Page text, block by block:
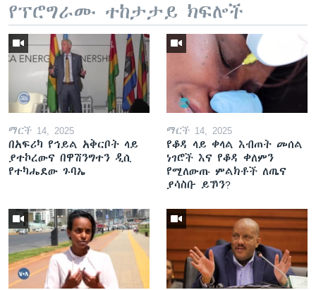
የፕሮግራሙ ተከታታይ ክፍሎች
ማርች 14, 2025
በአፍሪካ የኅይል አቅርቦት ላይ
ያተኮረውና በዋሽንግተን ዲሲ
የተካሔደው ጉባኤ
ማርች 14, 2025
የቆዳ ላይ ቀላል እብጠት መሰል
ነገሮች እና የቆዳ ቀለምን
የሚለውጡ ምልክቶች ለጤና
ያሳስቡ ይኾን?